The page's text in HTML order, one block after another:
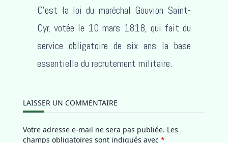
C’est la loi du maréchal Gouvion Saint-
Cyr, votée le 10 mars 1818, qui fait du
service obligatoire de six ans la base
essentielle du recrutement militaire.
LAISSER UN COMMENTAIRE
Votre adresse e-mail ne sera pas publiée. Les
champs obligatoires sont indiqués avec *